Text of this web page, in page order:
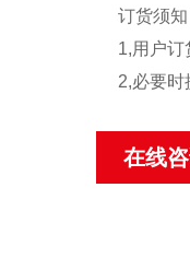
订货须
1,用户
2,必要
在线